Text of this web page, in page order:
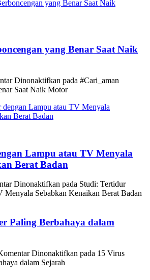
yang Benar Saat Naik
Dinonaktifkan pada #Cari_aman
Saat Naik Motor
Lampu atau TV Menyala
Berat Badan
Dinonaktifkan pada Studi: Tertidur
Menyala Sebabkan Kenaikan Berat Badan
Paling Berbahaya dalam
Dinonaktifkan pada 15 Virus
dalam Sejarah